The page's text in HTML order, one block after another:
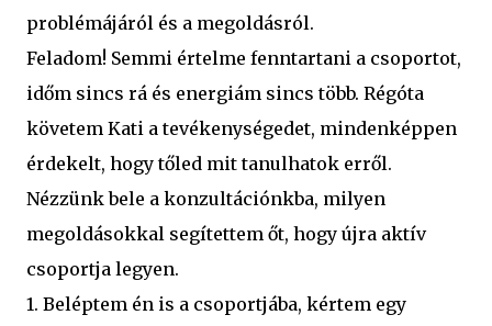
problémájáról és a megoldásról.
Feladom! Semmi értelme fenntartani a csoportot,
időm sincs rá és energiám sincs több. Régóta
követem Kati a tevékenységedet, mindenképpen
érdekelt, hogy tőled mit tanulhatok erről.
Nézzünk bele a konzultációnkba, milyen
megoldásokkal segítettem őt, hogy újra aktív
csoportja legyen.
1. Beléptem én is a csoportjába, kértem egy